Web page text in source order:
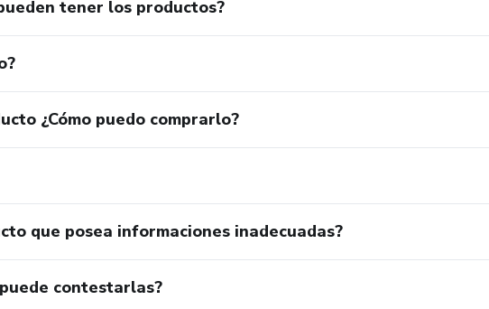
tener los productos?
¿Cómo puedo comprarlo?
que posea informaciones inadecuadas?
contestarlas?